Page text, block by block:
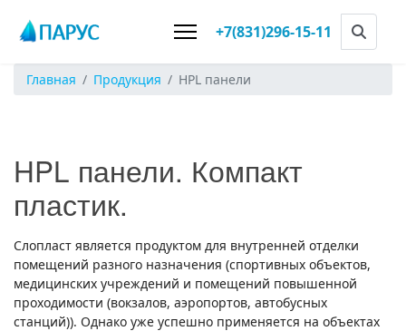
+7(831)296-15-11
Главная Продукция HPL панели
HPL панели. Компакт
пластик.
Слопласт является продуктом для внутренней отделки
помещений разного назначения (спортивных объектов,
медицинских учреждений и помещений повышенной
проходимости (вокзалов, аэропортов, автобусных
станций)). Однако уже успешно применяется на объектах